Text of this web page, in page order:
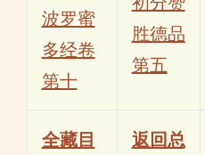
波罗蜜
多经卷
第十
胜德品
第五
全藏目
返回总